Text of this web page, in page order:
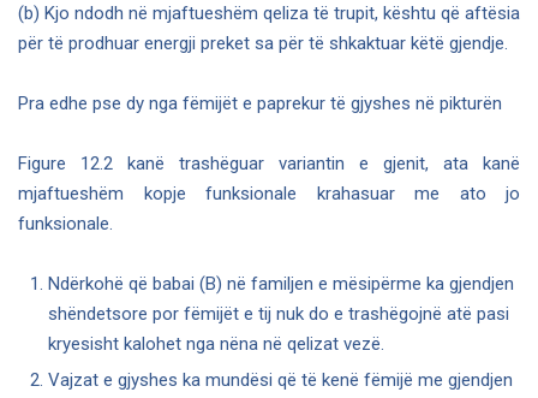
(b) Kjo ndodh në mjaftueshëm qeliza të trupit, kështu që aftësia
për të prodhuar energji preket sa për të shkaktuar këtë gjendje.
Pra edhe pse dy nga fëmijët e paprekur të gjyshes në pikturën
Figure 12.2 kanë trashëguar variantin e gjenit, ata kanë
mjaftueshëm kopje funksionale krahasuar me ato jo
funksionale.
Ndërkohë që babai (B) në familjen e mësipërme ka gjendjen
shëndetsore por fëmijët e tij nuk do e trashëgojnë atë pasi
kryesisht kalohet nga nëna në qelizat vezë.
Vajzat e gjyshes ka mundësi që të kenë fëmijë me gjendjen